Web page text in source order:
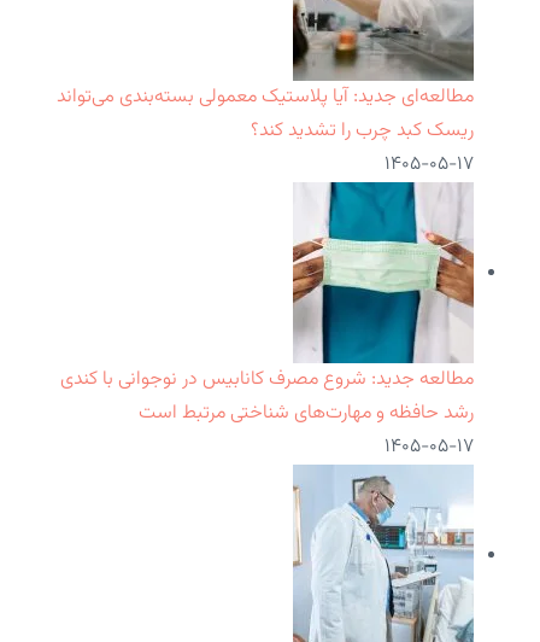
مطالعه‌ای جدید: آیا پلاستیک معمولی بسته‌بندی می‌تواند
ریسک کبد چرب را تشدید کند؟
۱۴۰۵-۰۵-۱۷
مطالعه جدید: شروع مصرف کانابیس در نوجوانی با کندی
رشد حافظه و مهارت‌های شناختی مرتبط است
۱۴۰۵-۰۵-۱۷